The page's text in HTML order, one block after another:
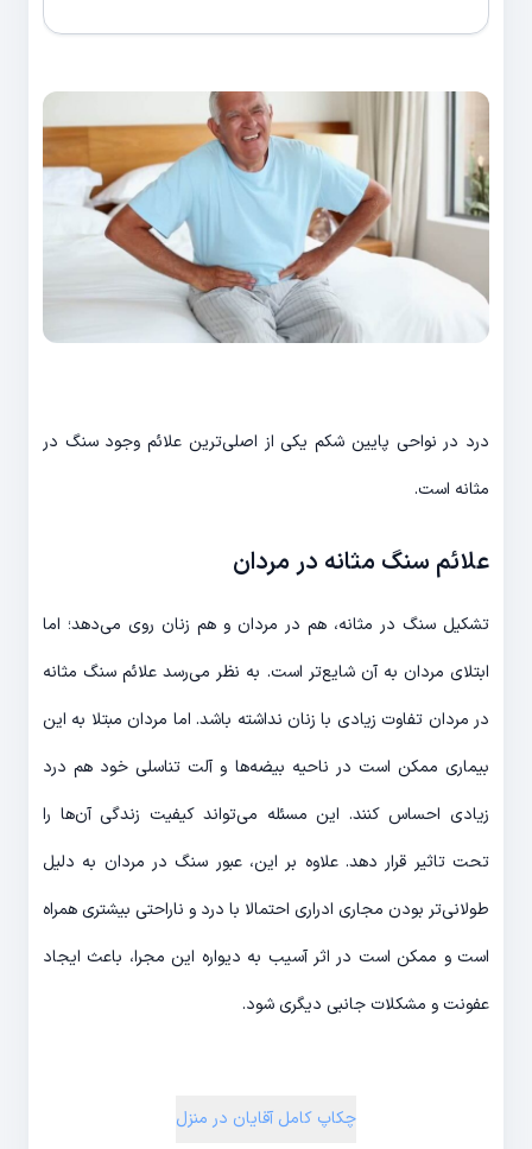
درد در نواحی پایین شکم یکی از اصلی‌ترین علائم وجود سنگ در
مثانه است.
علائم سنگ مثانه در مردان
تشکیل سنگ در مثانه، هم در مردان و هم زنان روی می‌دهد؛ اما
ابتلای مردان به آن شایع‌تر است. به نظر می‌رسد علائم سنگ مثانه
در مردان تفاوت زیادی با زنان نداشته باشد. اما مردان مبتلا به این
بیماری ممکن است در ناحیه بیضه‌ها و آلت تناسلی خود هم درد
زیادی احساس کنند. این مسئله می‌تواند کیفیت زندگی آن‌ها را
تحت تاثیر قرار دهد. علاوه بر این، عبور سنگ در مردان به دلیل
طولانی‌تر بودن مجاری ادراری احتمالا با درد و ناراحتی بیشتری همراه
است و ممکن است در اثر آسیب به دیواره این مجرا، باعث ایجاد
عفونت و مشکلات جانبی دیگری شود.
چکاپ کامل آقایان در منزل